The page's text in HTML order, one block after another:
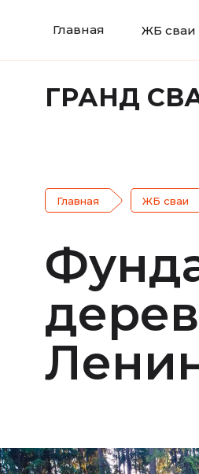
Главная ЖБ сваи
ГРАНД
Главная ЖБ сваи